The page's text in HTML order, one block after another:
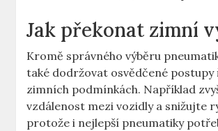
Jak překonat zimní
Kromě správného výběru
také dodržovat osvědčené postupy
zimních podmínkách. Například
vzdálenost mezi vozidly a snižujte
protože i nejlepší pneumatiky